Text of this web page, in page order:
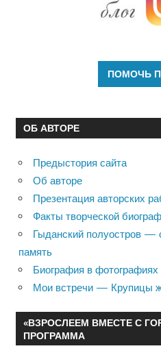
ОБ АВТОРЕ
Предыстория сайта
Об авторе
Презентация авторских
Факты творческой
Гыданский полуостров —
память
Биография в фотографиях
Мои встречи — Крупицы
«ВЗРОСЛЕЕМ ВМЕСТЕ С
ПРОГРАММА